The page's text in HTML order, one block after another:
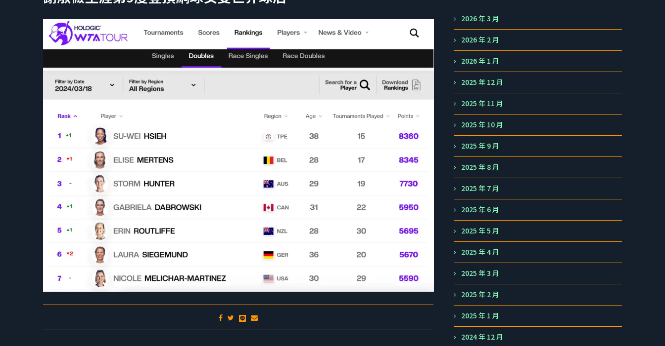
2026 年 3 月
2026 年 2 月
2026 年 1 月
2025 年 12 月
2025 年 11 月
2025 年 10 月
2025 年 9 月
2025 年 8 月
2025 年 7 月
2025 年 6 月
2025 年 5 月
2025 年 4 月
2025 年 3 月
2025 年 2 月
2025 年 1 月
2024 年 12 月